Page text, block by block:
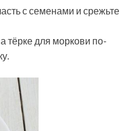
с семенами и срежьте
тёрке для моркови по-